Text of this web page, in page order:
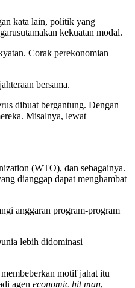
kata lain, politik yang
kekuatan modal.
Corak perekonomian
bersama.
dibuat bergantung. Dengan
Misalnya, lewat
(WTO), dan sebagainya.
dianggap dapat menghambat
anggaran program-program
lebih didominasi
motif jahat itu
agen economic hit man,